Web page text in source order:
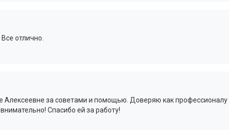
отлично.
Алексеевне за советами и помощью. Доверяю как профессионалу
Спасибо ей за работу!